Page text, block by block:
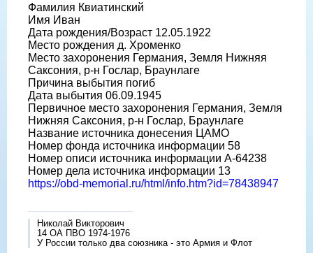
Фамилия Квиатинский
Имя Иван
Дата рождения/Возраст 12.05.1922
Место рождения д. Хроменко
Место захоронения Германия, Земля Нижняя
Саксония, р-н Гослар, Браунлаге
Причина выбытия погиб
Дата выбытия 06.09.1945
Первичное место захоронения Германия, Земля
Нижняя Саксония, р-н Гослар, Браунлаге
Название источника донесения ЦАМО
Номер фонда источника информации 58
Номер описи источника информации A-64238
Номер дела источника информации 13
https://obd-memorial.ru/html/info.htm?id=78438947
Николай Викторович
14 ОА ПВО 1974-1976
У России только два союзника - это Армия и Флот